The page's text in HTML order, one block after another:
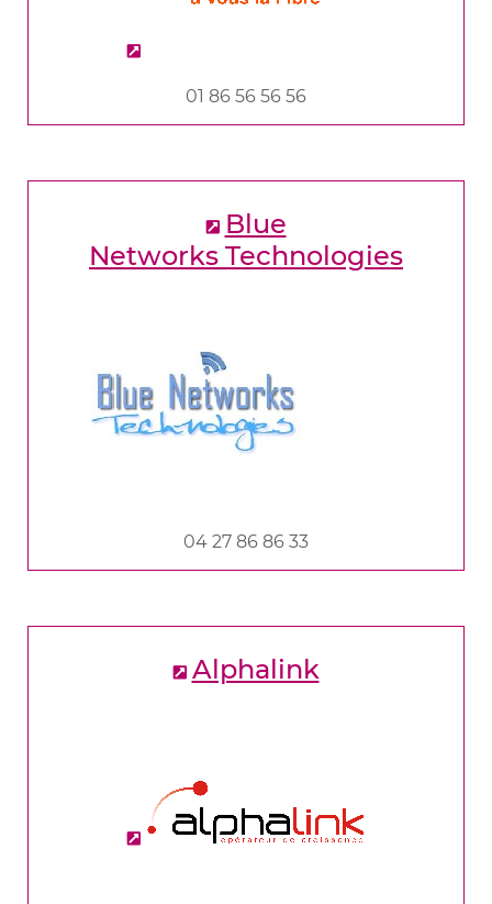
01 86 56 56 56
Blue
Networks Technologies
04 27 86 86 33
Alphalink